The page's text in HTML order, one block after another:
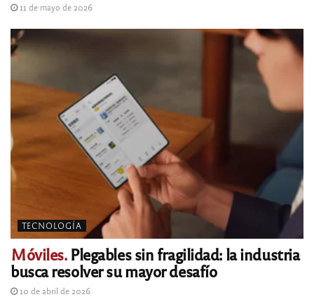
11 de mayo de 2026
TECNOLOGÍA
Móviles.Plegables sin fragilidad: la industria
busca resolver su mayor desafío
10 de abril de 2026